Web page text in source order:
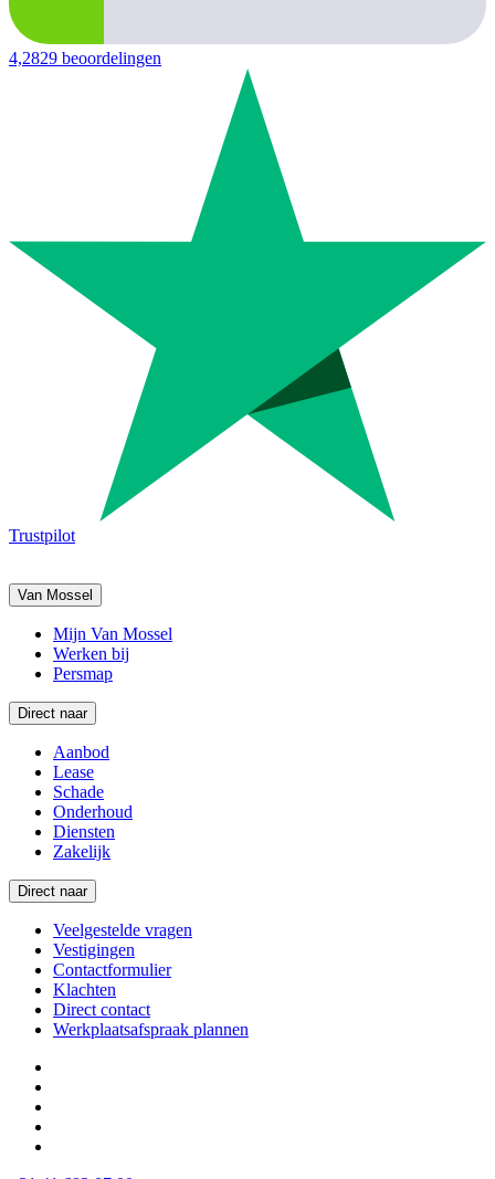
4,2829 beoordelingen
Trustpilot
Van Mossel
Mijn Van Mossel
Werken bij
Persmap
Direct naar
Aanbod
Lease
Schade
Onderhoud
Diensten
Zakelijk
Direct naar
Veelgestelde vragen
Vestigingen
Contactformulier
Klachten
Direct contact
Werkplaatsafspraak plannen